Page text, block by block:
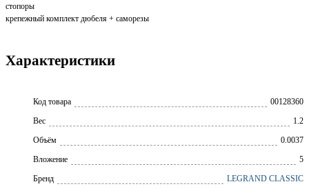
стопоры
крепежный комплект дюбеля + саморезы
Характеристики
Код товара
00128360
Вес
1.2
Объём
0.0037
Вложение
5
Бренд
LEGRAND CLASSIC